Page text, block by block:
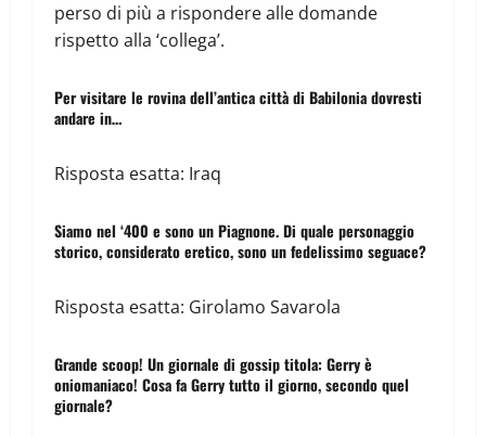
perso di più a rispondere alle domande
rispetto alla ‘collega’.
Per visitare le rovina dell’antica città di Babilonia dovresti
andare in…
Risposta esatta: Iraq
Siamo nel ‘400 e sono un Piagnone. Di quale personaggio
storico, considerato eretico, sono un fedelissimo seguace?
Risposta esatta: Girolamo Savarola
Grande scoop! Un giornale di gossip titola: Gerry è
oniomaniaco! Cosa fa Gerry tutto il giorno, secondo quel
giornale?